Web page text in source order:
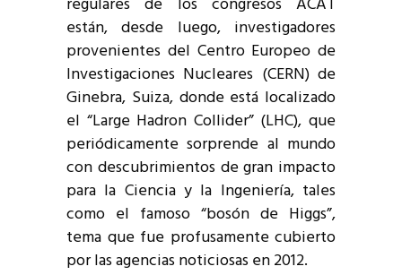
están, desde luego, investigadores
provenientes del Centro Europeo de
Investigaciones Nucleares (CERN) de
Ginebra, Suiza, donde está localizado
el “Large Hadron Collider” (LHC), que
periódicamente sorprende al mundo
con descubrimientos de gran impacto
para la Ciencia y la Ingeniería, tales
como el famoso “bosón de Higgs”,
tema que fue profusamente cubierto
por las agencias noticiosas en 2012.